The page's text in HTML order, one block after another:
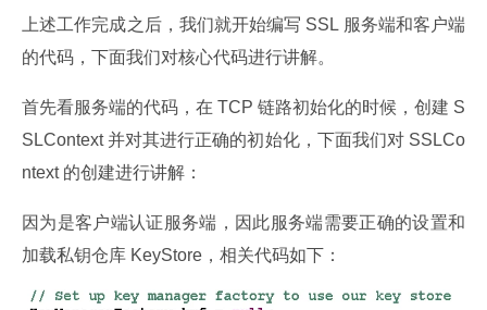
上述工作完成之后，我们就开始编写 SSL 服务端和客户端
的代码，下面我们对核心代码进行讲解。
首先看服务端的代码，在 TCP 链路初始化的时候，创建 S
SLContext 并对其进行正确的初始化，下面我们对 SSLCo
ntext 的创建进行讲解：
因为是客户端认证服务端，因此服务端需要正确的设置和
加载私钥仓库 KeyStore，相关代码如下：